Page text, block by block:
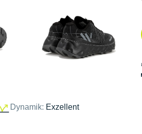
Dynamik: Exzellent